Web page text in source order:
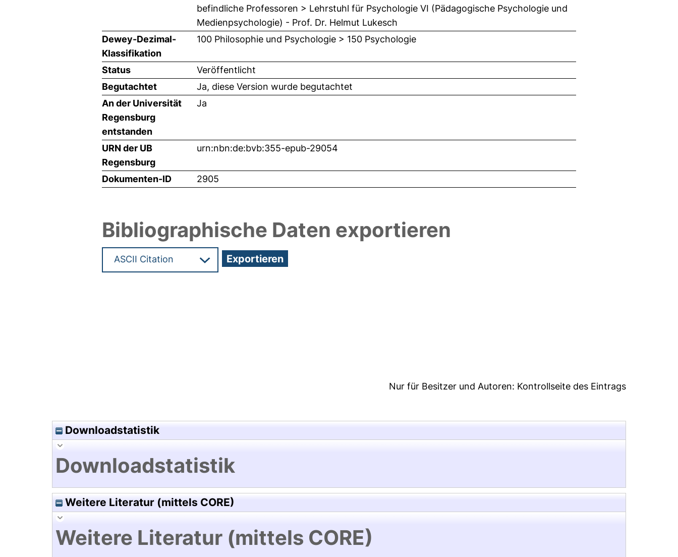
befindliche Professoren > Lehrstuhl für Psychologie VI (Pädagogische Psychologie und
Medienpsychologie) - Prof. Dr. Helmut Lukesch
Dewey-Dezimal-
Klassifikation
100 Philosophie und Psychologie > 150 Psychologie
Status
Veröffentlicht
Begutachtet
Ja, diese Version wurde begutachtet
An der Universität
Regensburg
entstanden
Ja
URN der UB
Regensburg
urn:nbn:de:bvb:355-epub-29054
Dokumenten-ID 2905
Bibliographische Daten exportieren
Nur für Besitzer und Autoren: Kontrollseite des Eintrags
Downloadstatistik
Downloadstatistik
Weitere Literatur (mittels CORE)
Weitere Literatur (mittels CORE)